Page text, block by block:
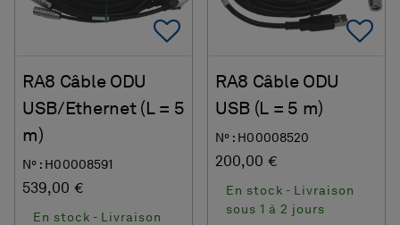
Add To Favorites
RA8 Câble ODU
USB/Ethernet (L = 5
m)
N° : H00008591
539,00 €
En stock - Livraison
RA8 Câble ODU
USB (L = 5 m)
N° : H00008520
200,00 €
En stock - Livraison
sous 1 à 2 jours